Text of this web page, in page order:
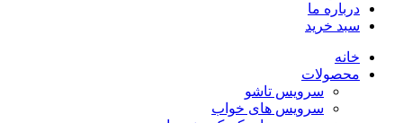
درباره ما
سبد خرید
خانه
محصولات
سرویس تاشو
سرویس های خواب